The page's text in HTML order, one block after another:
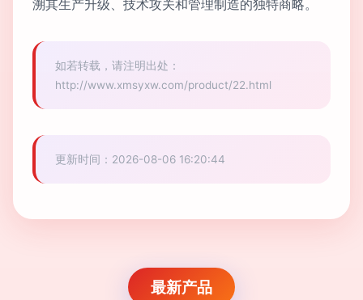
溯其生产升级、技术攻关和管理制造的独特商略。
如若转载，请注明出处：
http://www.xmsyxw.com/product/22.html
更新时间：2026-08-06 16:20:44
最新产品